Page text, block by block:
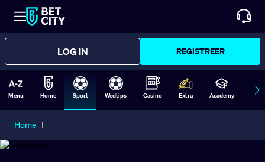
LOG IN REGISTREER
Menu Home Sport Wedtips Casino Extra Academy
Home |